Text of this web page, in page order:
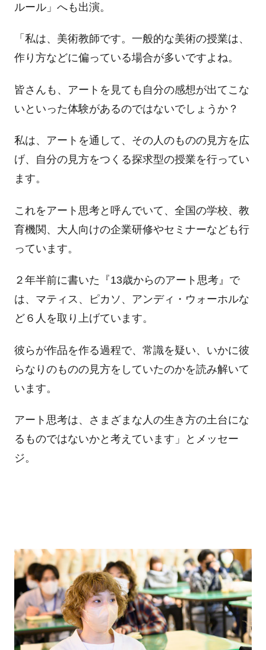
ルール」へも出演。
「私は、美術教師です。一般的な美術の授業は、
作り方などに偏っている場合が多いですよね。
皆さんも、アートを見ても自分の感想が出てこな
いといった体験があるのではないでしょうか？
私は、アートを通して、その人のものの見方を広
げ、自分の見方をつくる探求型の授業を行ってい
ます。
これをアート思考と呼んでいて、全国の学校、教
育機関、大人向けの企業研修やセミナーなども行
っています。
２年半前に書いた『13歳からのアート思考』で
は、マティス、ピカソ、アンディ・ウォーホルな
ど６人を取り上げています。
彼らが作品を作る過程で、常識を疑い、いかに彼
らなりのものの見方をしていたのかを読み解いて
います。
アート思考は、さまざまな人の生き方の土台にな
るものではないかと考えています」とメッセー
ジ。